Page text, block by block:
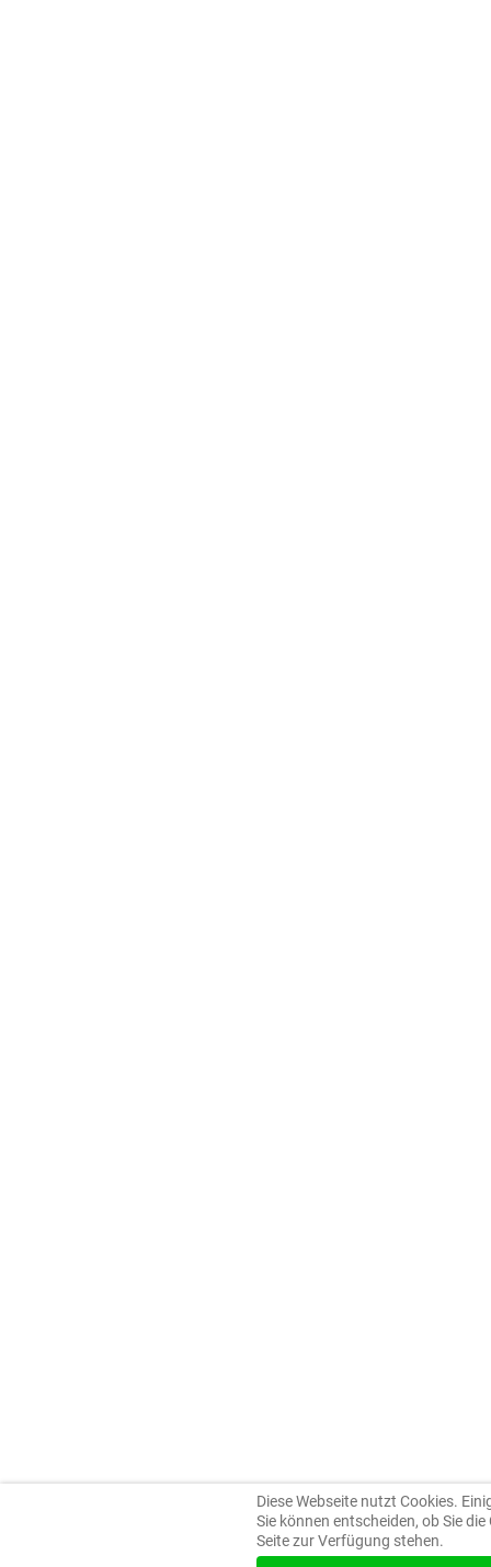
Diese Webseite nutzt Cookies.
Sie können entscheiden, ob Sie
Seite zur Verfügung stehen.